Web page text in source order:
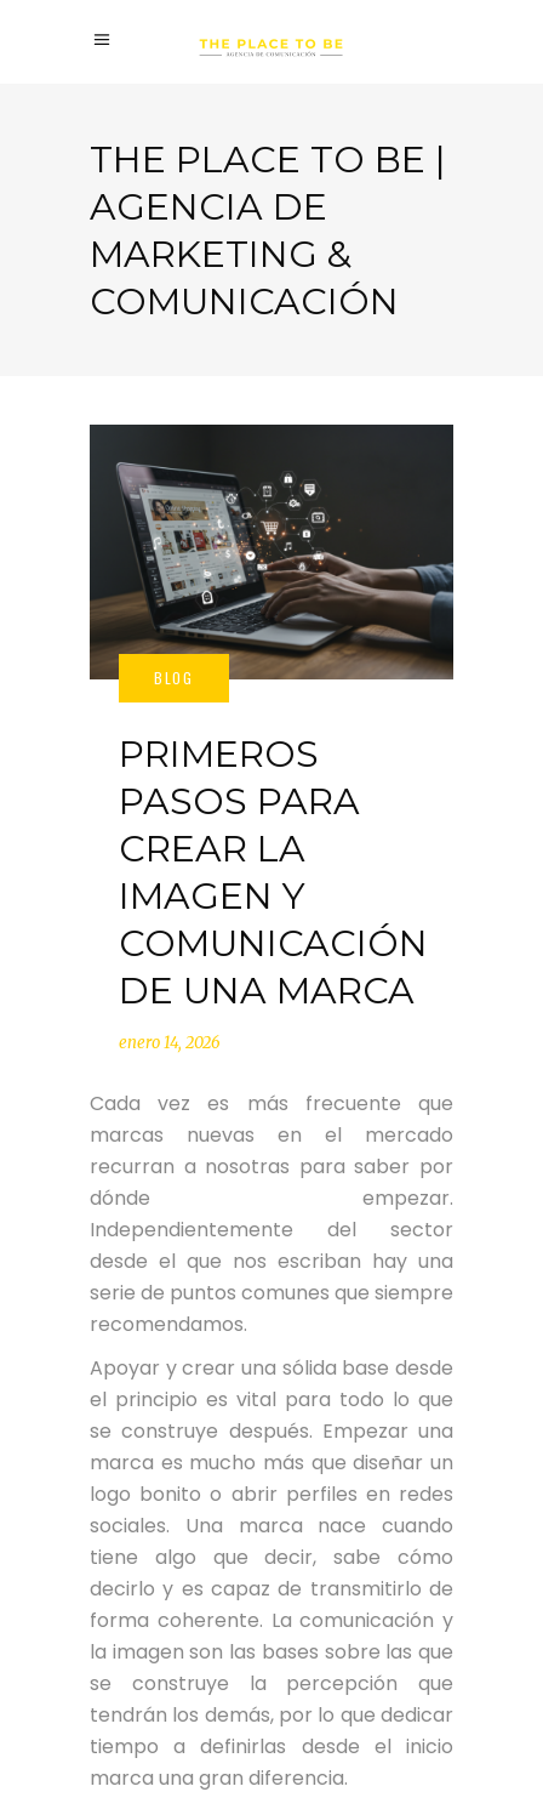
THE PLACE TO BE |
AGENCIA DE
MARKETING &
COMUNICACIÓN
PRIMEROS
PASOS PARA
CREAR LA
IMAGEN Y
COMUNICACIÓN
DE UNA MARCA
enero 14, 2026
Cada vez es más frecuente que
marcas nuevas en el mercado
recurran a nosotras para saber por
dónde empezar.
Independientemente del sector
desde el que nos escriban hay una
serie de puntos comunes que siempre
recomendamos.
Apoyar y crear una sólida base desde
el principio es vital para todo lo que
se construye después. Empezar una
marca es mucho más que diseñar un
logo bonito o abrir perfiles en redes
sociales. Una marca nace cuando
tiene algo que decir, sabe cómo
decirlo y es capaz de transmitirlo de
forma coherente. La comunicación y
la imagen son las bases sobre las que
se construye la percepción que
tendrán los demás, por lo que dedicar
tiempo a definirlas desde el inicio
marca una gran diferencia.